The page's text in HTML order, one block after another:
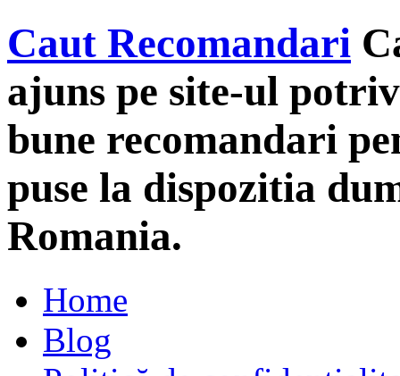
Caut Recomandari
ajuns pe site-ul
bune recomandari
puse la dispozitia
Romania.
Home
Blog